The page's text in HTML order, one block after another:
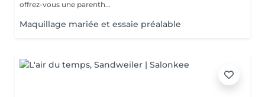
offrez-vous une parenth...
Maquillage mariée et essaie préalable